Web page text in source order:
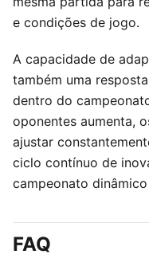
e condições de jogo.
A capacidade de
também uma
dentro do
oponentes aumenta,
ajustar
ciclo contínuo de
campeonato
FAQ